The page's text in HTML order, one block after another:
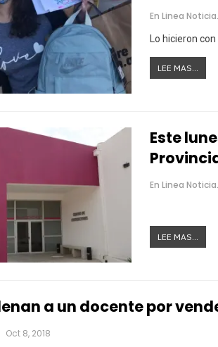
Lo hicieron
LEE MAS...
Este
LEE MAS...
a un docente por
Oct 8, 2018